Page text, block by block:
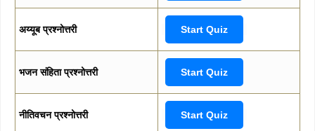
अय्यूब प्रश्नोत्तरी Start Quiz
भजन संहिता प्रश्नोत्तरी Start Quiz
नीतिवचन प्रश्नोत्तरी Start Quiz